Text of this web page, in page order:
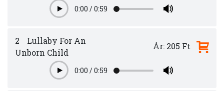
Play0:00 /0:59
2
Lullaby For An
Unborn Child
Play0:00 /0:59
Ár: 205 Ft